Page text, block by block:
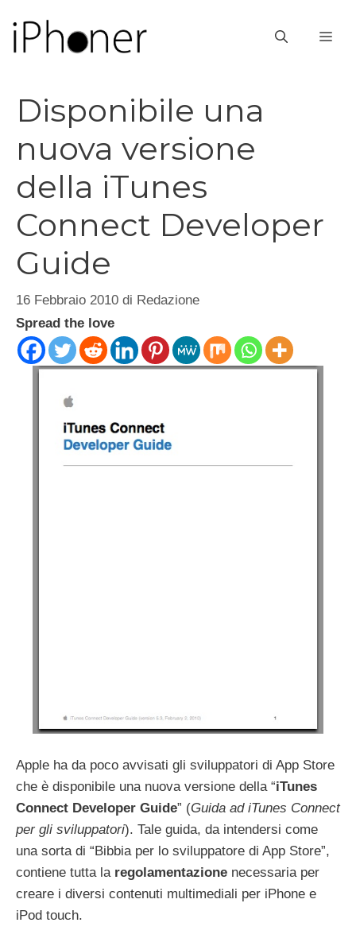
contenuto
Disponibile una
nuova versione
della iTunes
Connect Developer
Guide
16 Febbraio 2010 di Redazione
Spread the love
Apple ha da poco avvisati gli sviluppatori di App Store
che è disponibile una nuova versione della “iTunes
Connect Developer Guide” (Guida ad iTunes Connect
per gli sviluppatori). Tale guida, da intendersi come
una sorta di “Bibbia per lo sviluppatore di App Store”,
contiene tutta la regolamentazione necessaria per
creare i diversi contenuti multimediali per iPhone e
iPod touch.